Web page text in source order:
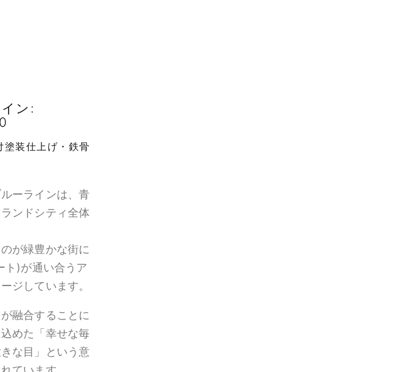
ン:
装仕上げ・鉄骨
ーラインは、青
ンドシティ全体
が緑豊かな街に
ト)が通い合うア
ジしています。
融合することに
めた「幸せな毎
な目」という意